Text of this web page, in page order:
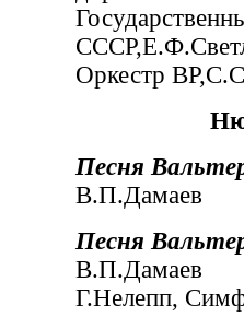
Оркестр
Песня
В.П.Дамаев
Песня
В.П.Дамаев
Г.Нелепп,